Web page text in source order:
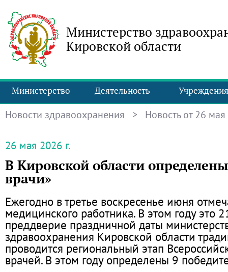
Министерство
Кировской области
Министерство Деятельность Учреждения
Новости здравоохранения > Новость от 26 мая
26 мая 2026 г.
В Кировской области
врачи»
Ежегодно в третье воскресенье июня
медицинского работника. В этом году это
преддверие праздничной даты
здравоохранения Кировской области
проводится региональный этап
врачей. В этом году определены 9